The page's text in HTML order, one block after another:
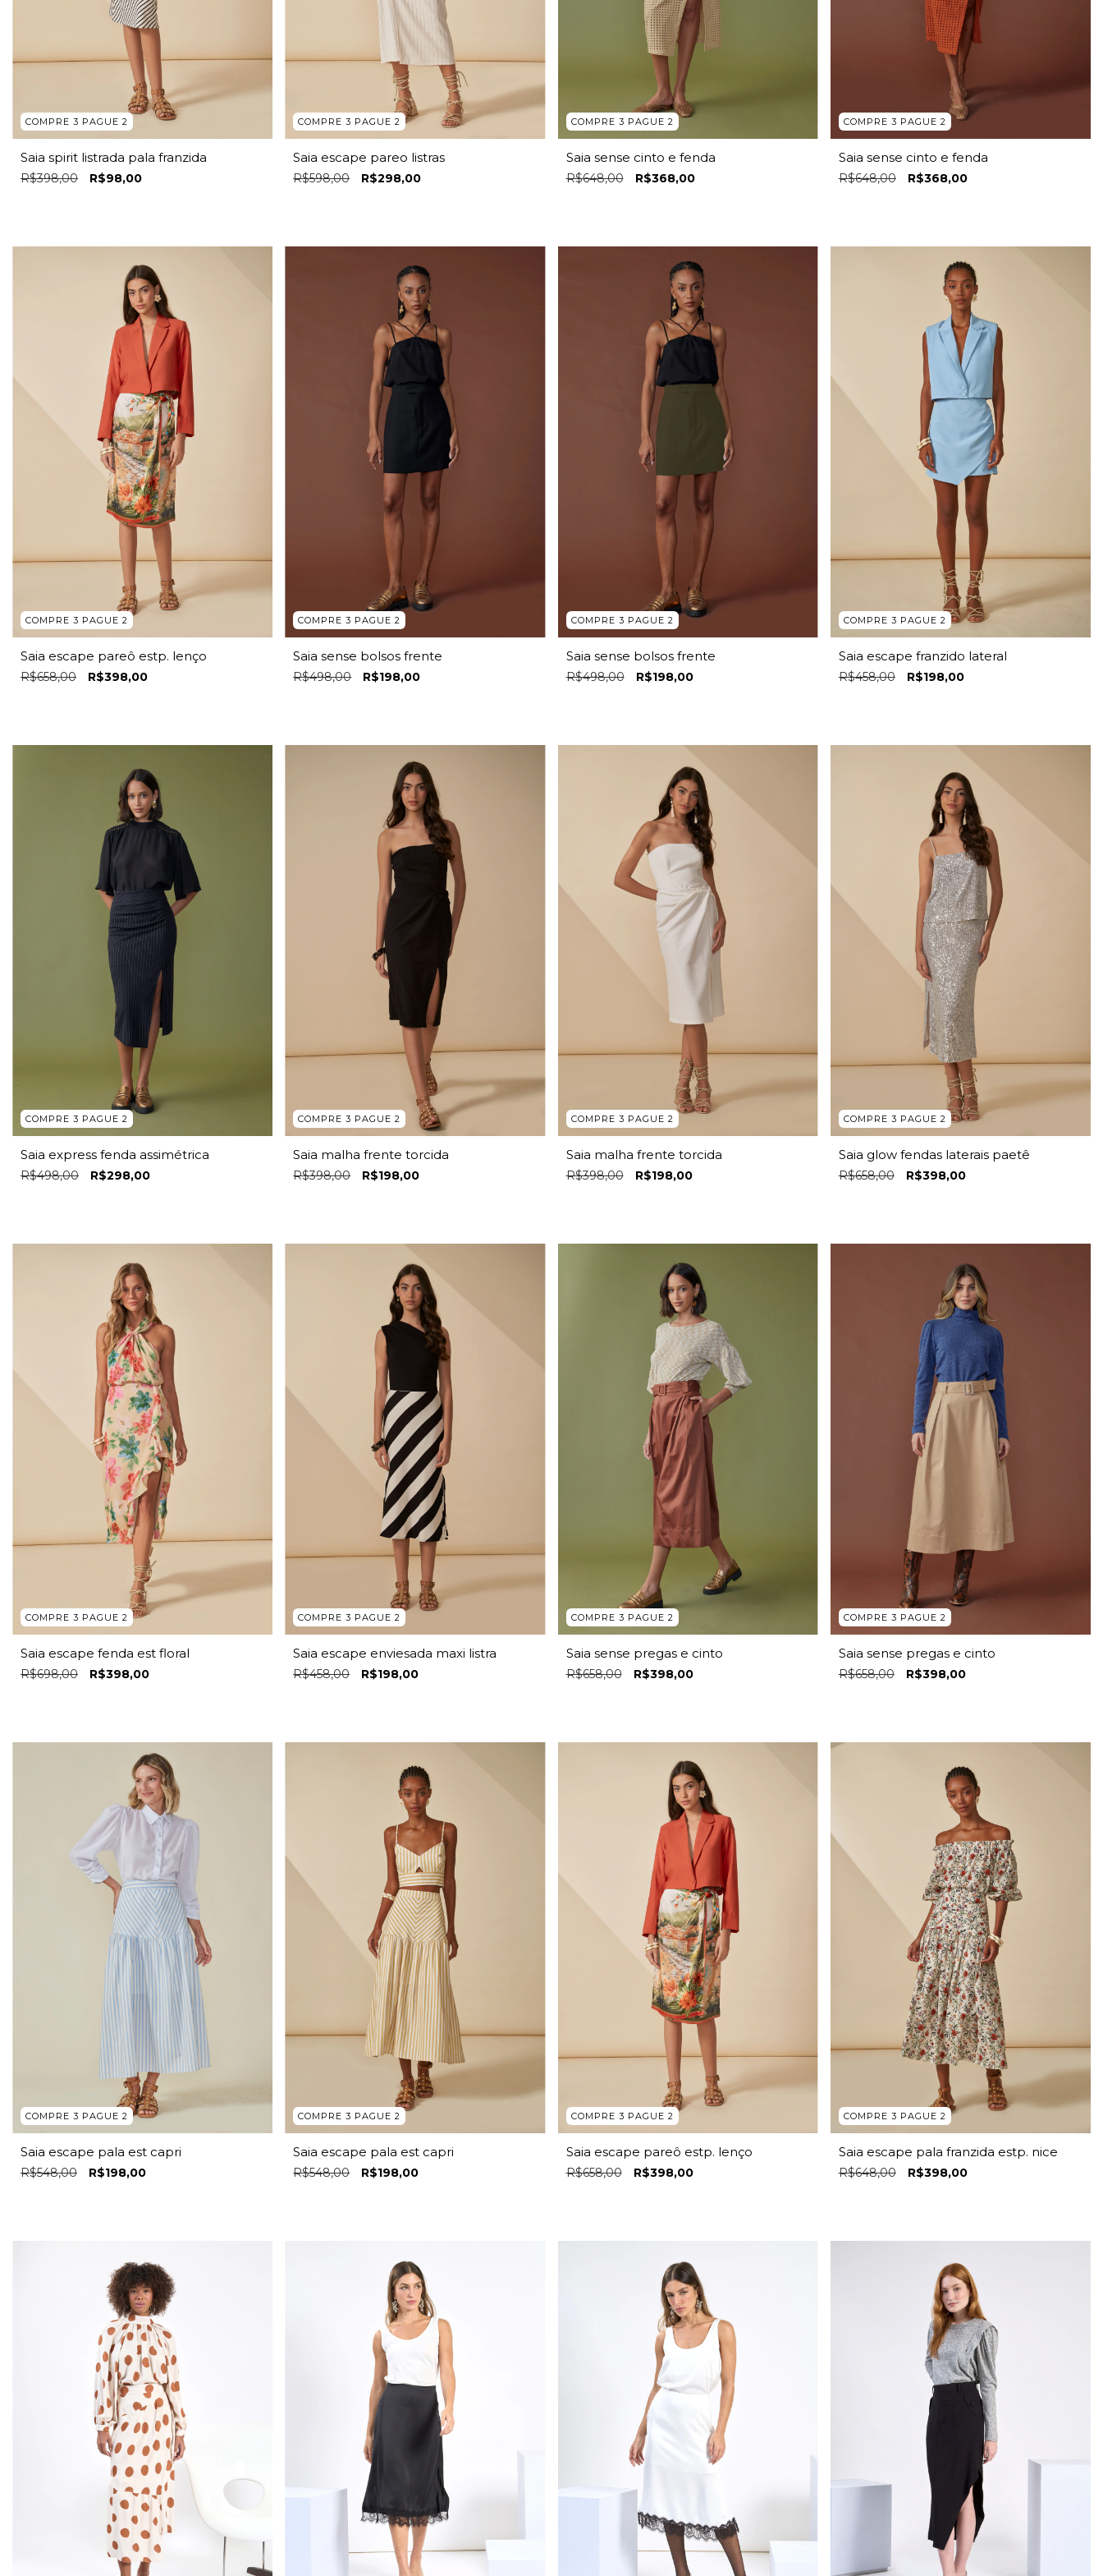
COMPRE 3 PAGUE 2
Saia spirit listrada pala franzida
R$398,00 R$98,00
COMPRE 3 PAGUE 2
Saia escape pareo listras
R$598,00 R$298,00
COMPRE 3 PAGUE 2
Saia sense cinto e fenda
R$648,00 R$368,00
COMPRE 3 PAGUE 2
Saia sense cinto e fenda
R$648,00 R$368,00
COMPRE 3 PAGUE 2
Saia escape pareô estp. lenço
R$658,00 R$398,00
COMPRE 3 PAGUE 2
Saia sense bolsos frente
R$498,00 R$198,00
COMPRE 3 PAGUE 2
Saia sense bolsos frente
R$498,00 R$198,00
COMPRE 3 PAGUE 2
Saia escape franzido lateral
R$458,00 R$198,00
COMPRE 3 PAGUE 2
Saia express fenda assimétrica
R$498,00 R$298,00
COMPRE 3 PAGUE 2
Saia malha frente torcida
R$398,00 R$198,00
COMPRE 3 PAGUE 2
Saia malha frente torcida
R$398,00 R$198,00
COMPRE 3 PAGUE 2
Saia glow fendas laterais paetê
R$658,00 R$398,00
COMPRE 3 PAGUE 2
Saia escape fenda est floral
R$698,00 R$398,00
COMPRE 3 PAGUE 2
Saia escape enviesada maxi listra
R$458,00 R$198,00
COMPRE 3 PAGUE 2
Saia sense pregas e cinto
R$658,00 R$398,00
COMPRE 3 PAGUE 2
Saia sense pregas e cinto
R$658,00 R$398,00
COMPRE 3 PAGUE 2
Saia escape pala est capri
R$548,00 R$198,00
COMPRE 3 PAGUE 2
Saia escape pala est capri
R$548,00 R$198,00
COMPRE 3 PAGUE 2
Saia escape pareô estp. lenço
R$658,00 R$398,00
COMPRE 3 PAGUE 2
Saia escape pala franzida estp. nice
R$648,00 R$398,00